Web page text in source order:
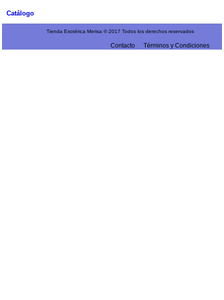
Catálogo
Tienda Esotérica Merisa © 2017 Todos los derechos reservados
Contacto Términos y Condiciones